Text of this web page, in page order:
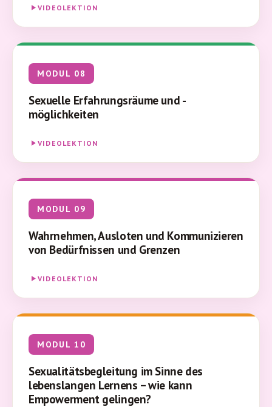
VIDEOLEKTION
MODUL 08
Sexuelle Erfahrungsräume und -
möglichkeiten
VIDEOLEKTION
MODUL 09
Wahrnehmen, Ausloten und Kommunizieren
von Bedürfnissen und Grenzen
VIDEOLEKTION
MODUL 10
Sexualitätsbegleitung im Sinne des
lebenslangen Lernens – wie kann
Empowerment gelingen?